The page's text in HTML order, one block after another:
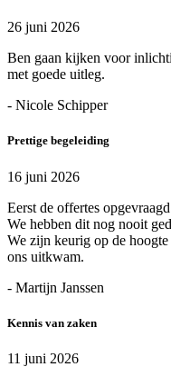
26 juni 2026
Ben gaan kijken voor
met goede uitleg.
- Nicole Schipper
Prettige begeleiding
16 juni 2026
Eerst de offertes
We hebben dit nog nooit
We zijn keurig op de
ons uitkwam.
- Martijn Janssen
Kennis van zaken
11 juni 2026